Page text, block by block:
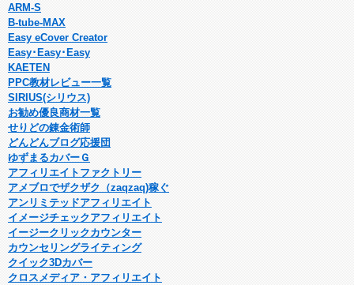
ARM-S
B-tube-MAX
Easy eCover Creator
Easy･Easy･Easy
KAETEN
PPC教材レビュー一覧
SIRIUS(シリウス)
お勧め優良商材一覧
せりどの錬金術師
どんどんブログ応援団
ゆずまるカバーＧ
アフィリエイトファクトリー
アメブロでザクザク（zaqzaq)稼ぐ
アンリミテッドアフィリエイト
イメージチェックアフィリエイト
イージークリックカウンター
カウンセリングライティング
クイック3Dカバー
クロスメディア・アフィリエイト